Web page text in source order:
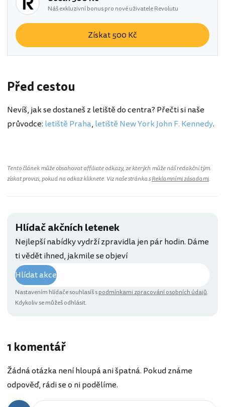
Náš exkluzivní bonus pro nové uživatele Revolutu
Získat 500 Kč
Před cestou
Nevíš, jak se dostaneš z letiště do centra? Přečti si naše
průvodce: letiště Praha, letiště New York John F. Kennedy.
Tento článek může obsahovat affiliate odkazy, ze kterých může náš redakční tým
získat provizi, pokud na odkaz kliknete. Viz naše stránka sReklamními zásadami.
Hlídač akčních letenek
Nejlepší nabídky vydrží zpravidla jen pár hodin. Dáme
ti vědět ihned, jakmile se objeví
Hlídat akce
Nastavením hlídače souhlasíš spodmínkami zpracování osobních údajů.
Kdykoliv se můžeš odhlásit.
1 komentář
Žádná otázka není hloupá ani špatná. Pokud známe
odpověď, rádi se o ni podělíme.